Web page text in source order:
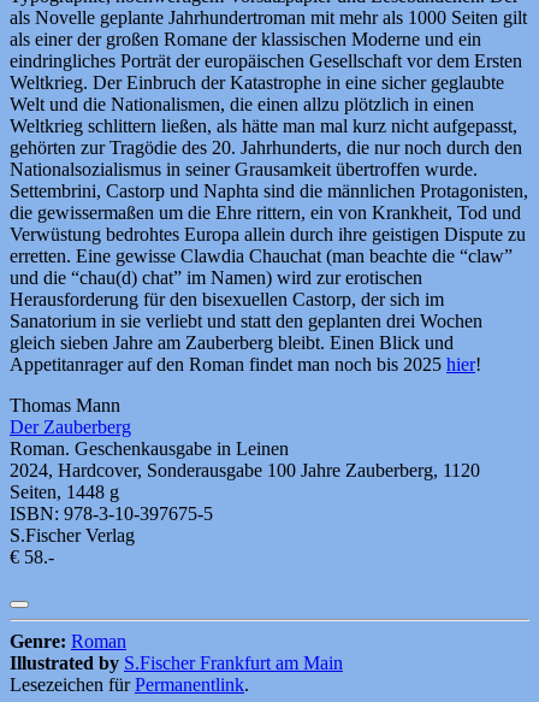
als Novelle geplante Jahrhundertroman mit mehr als 1000 Seiten gilt
als einer der großen Romane der klassischen Moderne und ein
eindringliches Porträt der europäischen Gesellschaft vor dem Ersten
Weltkrieg. Der Einbruch der Katastrophe in eine sicher geglaubte
Welt und die Nationalismen, die einen allzu plötzlich in einen
Weltkrieg schlittern ließen, als hätte man mal kurz nicht aufgepasst,
gehörten zur Tragödie des 20. Jahrhunderts, die nur noch durch den
Nationalsozialismus in seiner Grausamkeit übertroffen wurde.
Settembrini, Castorp und Naphta sind die männlichen Protagonisten,
die gewissermaßen um die Ehre rittern, ein von Krankheit, Tod und
Verwüstung bedrohtes Europa allein durch ihre geistigen Dispute zu
erretten. Eine gewisse Clawdia Chauchat (man beachte die “claw”
und die “chau(d) chat” im Namen) wird zur erotischen
Herausforderung für den bisexuellen Castorp, der sich im
Sanatorium in sie verliebt und statt den geplanten drei Wochen
gleich sieben Jahre am Zauberberg bleibt. Einen Blick und
Appetitanrager auf den Roman findet man noch bis 2025 hier!
Thomas Mann
Der Zauberberg
Roman. Geschenkausgabe in Leinen
2024, Hardcover, Sonderausgabe 100 Jahre Zauberberg, 1120
Seiten, 1448 g
ISBN: 978-3-10-397675-5
S.Fischer Verlag
€ 58.-
Genre: Roman
Illustrated by S.Fischer Frankfurt am Main
Lesezeichen fürPermanentlink.